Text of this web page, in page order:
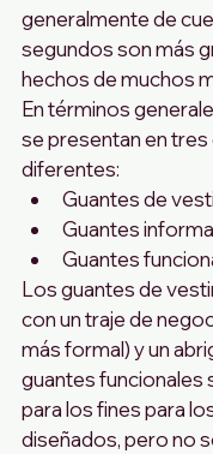
generalmente de
segundos son más
hechos de muchos
En términos
se presentan en
diferentes:
Guantes de
Guantes
Guantes
Los guantes de
con un traje de
más formal) y un
guantes funcionales
para los fines para
diseñados, pero no